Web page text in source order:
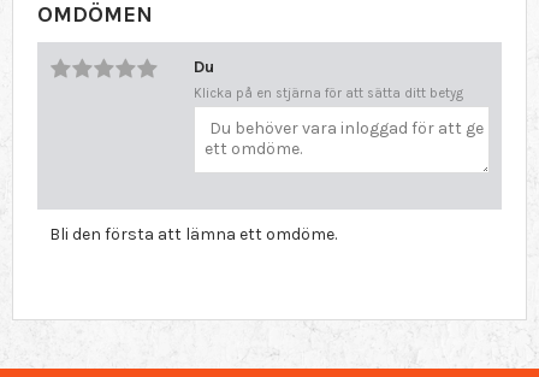
OMDÖMEN
Du
Klicka på en stjärna för att sätta ditt betyg
Bli den första att lämna ett omdöme.